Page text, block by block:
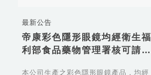
最新公告
帝康彩色隱形眼鏡均經衛生福
利部食品藥物管理署核可請安
本公司生產之彩色隱形眼鏡產品，均經